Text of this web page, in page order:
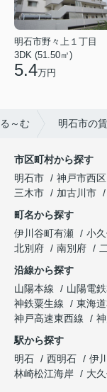
明石市野々上１丁目
3DK (51.50㎡)
5.4万円
～む 明石市の
市区町村から探す
明石市
神戸市西区
三木市
加古川市
町名から探す
伊川谷町有瀬
小
北別府
南別府
沿線から探す
山陽本線
山陽電
神鉄粟生線
東海
神戸高速東西線
駅から探す
明石
西明石 伊
林崎松江海岸
大